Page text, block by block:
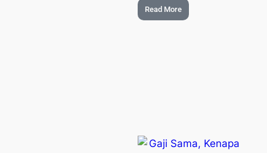
Read More